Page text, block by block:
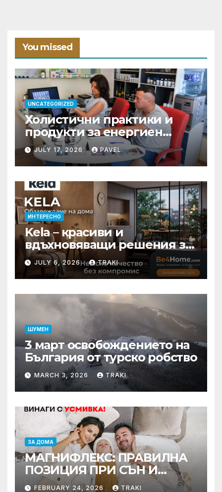
You missed
UNCATEGORIZED
Холистични практики и
продукти за енергиен
баланс в ежедневието
JULY 17, 2026 PAVEL
ИНТЕРЕСНО
Kela – красиви и
вдъхновяващи решения за
вашия дом
JULY 6, 2026 TRAKI
ШУМЕН
3 март освобождението на
България от турско робство
MARCH 3, 2026 TRAKI
ЗА ДОМА
МАГНИФЛЕКС: ПРАВИЛНА
ПОЗИЦИЯ ПРИ СЪН И
ПРОМОЦИЯ В Е-SLEEP.BG
FEBRUARY 24, 2026 TRAKI